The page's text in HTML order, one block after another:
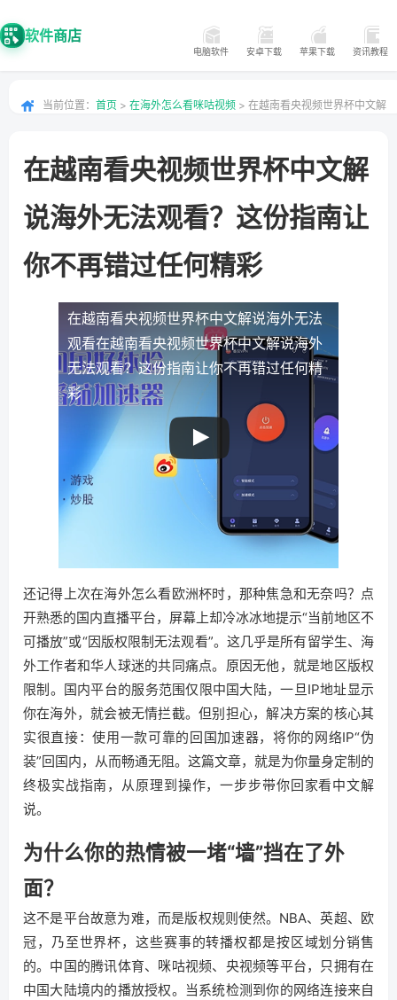
软件商店
电脑软件 安卓下载 苹果下载 资讯教程
当前位置： 首页 > 在海外怎么看咪咕视频 > 在越南看央视频世界杯中文解
在越南看央视频世界杯中文解
说海外无法观看？这份指南让
你不再错过任何精彩
在越南看央视频世界杯中文解说海外无法
观看在越南看央视频世界杯中文解说海外
无法观看？这份指南让你不再错过任何精
彩
还记得上次在海外怎么看欧洲杯时，那种焦急和无奈吗？点
开熟悉的国内直播平台，屏幕上却冷冰冰地提示“当前地区不
可播放”或“因版权限制无法观看”。这几乎是所有留学生、海
外工作者和华人球迷的共同痛点。原因无他，就是地区版权
限制。国内平台的服务范围仅限中国大陆，一旦IP地址显示
你在海外，就会被无情拦截。但别担心，解决方案的核心其
实很直接：使用一款可靠的回国加速器，将你的网络IP“伪
装”回国内，从而畅通无阻。这篇文章，就是为你量身定制的
终极实战指南，从原理到操作，一步步带你回家看中文解
说。
为什么你的热情被一堵“墙”挡在了外
面？
这不是平台故意为难，而是版权规则使然。NBA、英超、欧
冠，乃至世界杯，这些赛事的转播权都是按区域划分销售
的。中国的腾讯体育、咪咕视频、央视频等平台，只拥有在
中国大陆境内的播放授权。当系统检测到你的网络连接来自